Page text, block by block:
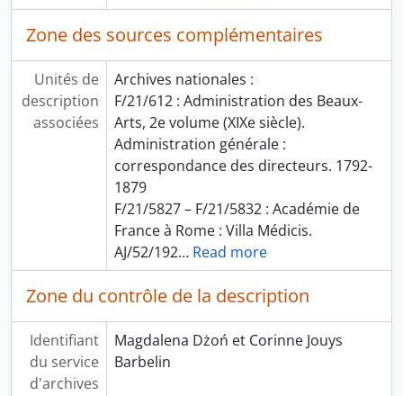
Zone des sources complémentaires
Unités de
description
associées
Archives nationales :
F/21/612 : Administration des Beaux-
Arts, 2e volume (XIXe siècle).
Administration générale :
correspondance des directeurs. 1792-
1879
F/21/5827 – F/21/5832 : Académie de
France à Rome : Villa Médicis.
AJ/52/192… Read more
Zone du contrôle de la description
Identifiant
du service
d'archives
Magdalena Dżoń et Corinne Jouys
Barbelin